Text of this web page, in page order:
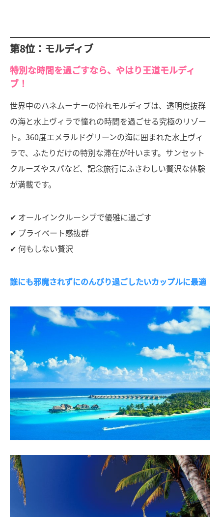
第8位：モルディブ
特別な時間を過ごすなら、やはり王道モルディ
ブ！
世界中のハネムーナーの憧れモルディブは、透明度抜群
の海と水上ヴィラで憧れの時間を過ごせる究極のリゾー
ト。360度エメラルドグリーンの海に囲まれた水上ヴィ
ラで、ふたりだけの特別な滞在が叶います。サンセット
クルーズやスパなど、記念旅行にふさわしい贅沢な体験
が満載です。
✔ オールインクルーシブで優雅に過ごす
✔ プライベート感抜群
✔ 何もしない贅沢
誰にも邪魔されずにのんびり過ごしたいカップルに最適